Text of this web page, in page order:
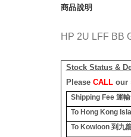
商品說明
HP 2U LFF BB
Stock Status &
Please CALLour
Shipping Fee 運
To Hong Kong
To Kowloon 到九